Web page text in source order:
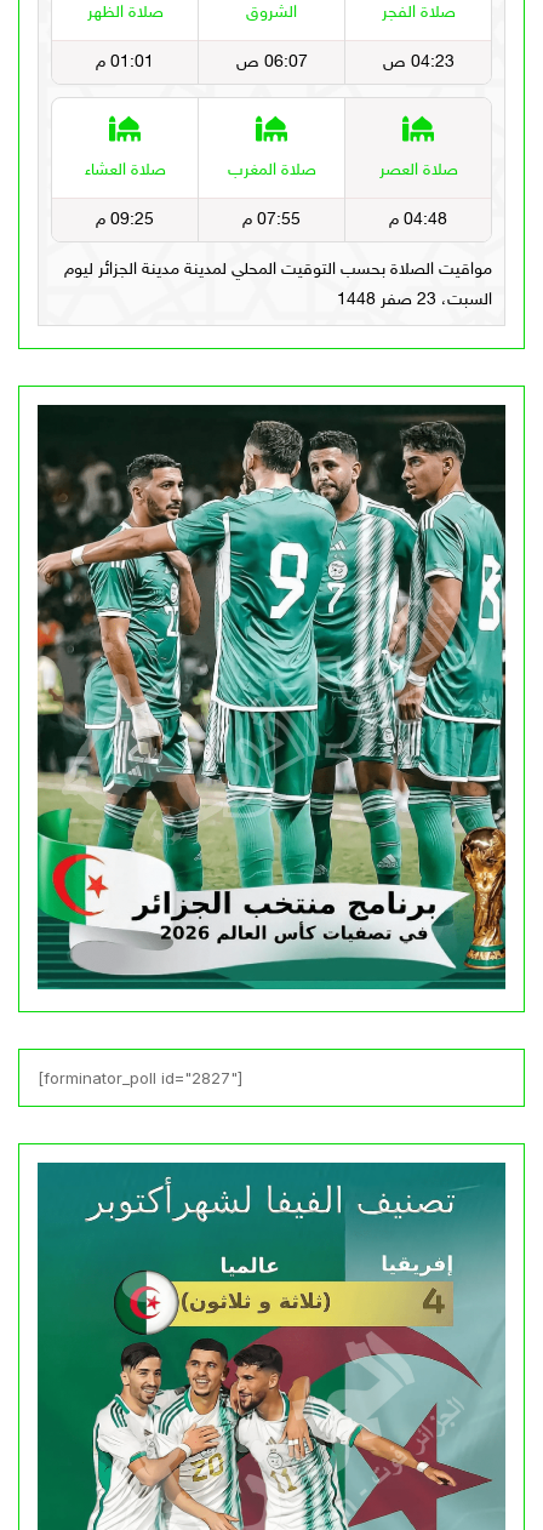
[forminator_poll id="2827"]